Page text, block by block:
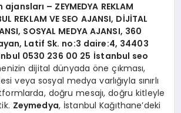
ajansları – ZEYMEDYA REKLAM
REKLAM VE SEO AJANSI, DİJİTAL
SOSYAL MEDYA AJANSI, 360
Latif Sk. no:3 daire:4, 34403
0530 236 00 25 İstanbul seo
dijital dünyada öne çıkması,
veya sosyal medya varlığıyla sınırlı
doğru mesajı, doğru kitleyle
Zeymedya, İstanbul Kağıthane’deki